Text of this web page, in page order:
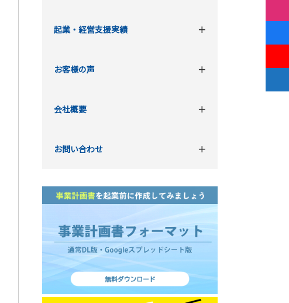
起業・経営支援実績
お客様の声
会社概要
お問い合わせ